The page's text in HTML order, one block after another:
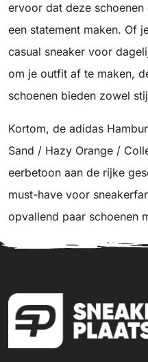
ervoor dat deze
een statement maken. Of
casual sneaker voor
om je outfit af te maken,
schoenen bieden zowel
Kortom, de adidas
Sand / Hazy Orange /
eerbetoon aan de rijke
must-have voor
opvallend paar schoenen